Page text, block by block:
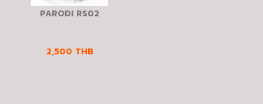
PARODI RS02
2,500 THB